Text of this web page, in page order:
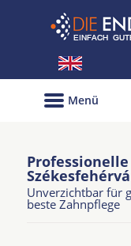
Menü
Unverzichtbar für
beste Zahnpflege